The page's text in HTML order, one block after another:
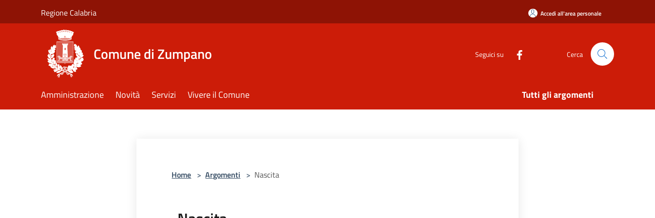
Regione Calabria Accedi all'area personale
Comune di Zumpano Seguici su Cerca
Amministrazione Novità Servizi Vivere il Comune Tutti gli argomenti
Home > Argomenti > Nascita